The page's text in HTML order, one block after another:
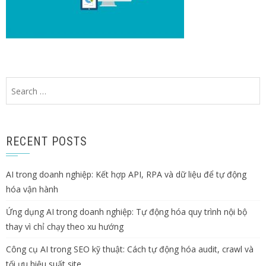
RECENT POSTS
AI trong doanh nghiệp: Kết hợp API, RPA và dữ liệu để tự động
hóa vận hành
Ứng dụng AI trong doanh nghiệp: Tự động hóa quy trình nội bộ
thay vì chỉ chạy theo xu hướng
Công cụ AI trong SEO kỹ thuật: Cách tự động hóa audit, crawl và